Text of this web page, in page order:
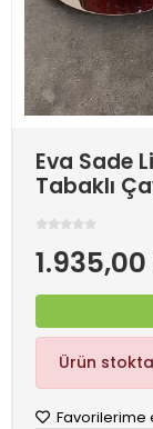
Eva Sade
Tabaklı
1.935,00
Ürün
Favorilerime